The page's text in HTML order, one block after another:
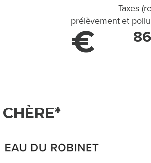
Taxes
prélèvement et
€